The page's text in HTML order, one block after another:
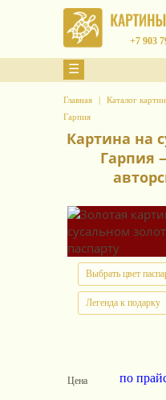
+7 903
☰
Главная Каталог
Гарпия
Картина на
Гарпия
Выбрать цвет
Легенда к подарку
Цена по